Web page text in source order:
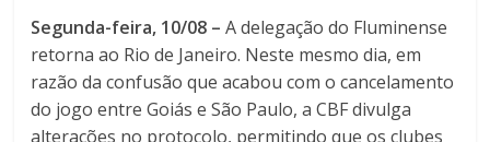
Segunda-feira, 10/08 – A delegação do Fluminense
retorna ao Rio de Janeiro. Neste mesmo dia, em
razão da confusão que acabou com o cancelamento
do jogo entre Goiás e São Paulo, a CBF divulga
alterações no protocolo, permitindo que os clubes